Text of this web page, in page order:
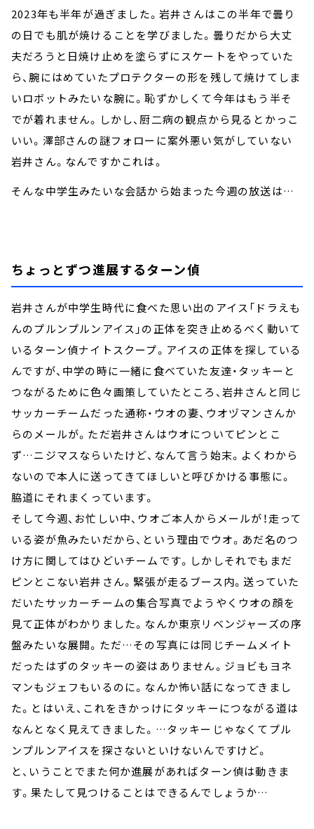
2023年も半年が過ぎました。岩井さんはこの半年で曇り
の日でも肌が焼けることを学びました。曇りだから大丈
夫だろうと日焼け止めを塗らずにスケートをやっていた
ら、腕にはめていたプロテクターの形を残して焼けてしま
いロボットみたいな腕に。恥ずかしくて今年はもう半そ
でが着れません。しかし、厨二病の観点から見るとかっこ
いい。澤部さんの謎フォローに案外悪い気がしていない
岩井さん。なんですかこれは。
そんな中学生みたいな会話から始まった今週の放送は…
ちょっとずつ進展するターン偵
岩井さんが中学生時代に食べた思い出のアイス「ドラえも
んのプルンプルンアイス」の正体を突き止めるべく動いて
いるターン偵ナイトスクープ。アイスの正体を探している
んですが、中学の時に一緒に食べていた友達・タッキーと
つながるために色々画策していたところ、岩井さんと同じ
サッカーチームだった通称・ウオの妻、ウオヅマンさんか
らのメールが。ただ岩井さんはウオについてピンとこ
ず…ニジマスならいたけど、なんて言う始末。よくわから
ないので本人に送ってきてほしいと呼びかける事態に。
脇道にそれまくっています。
そして今週、お忙しい中、ウオご本人からメールが！走って
いる姿が魚みたいだから、という理由でウオ。あだ名のつ
け方に関してはひどいチームです。しかしそれでもまだ
ピンとこない岩井さん。緊張が走るブース内。送っていた
だいたサッカーチームの集合写真でようやくウオの顔を
見て正体がわかりました。なんか東京リベンジャーズの序
盤みたいな展開。ただ…その写真には同じチームメイト
だったはずのタッキーの姿はありません。ジョビもヨネ
マンもジェフもいるのに。なんか怖い話になってきまし
た。とはいえ、これをきかっけにタッキーにつながる道は
なんとなく見えてきました。…タッキーじゃなくてプル
ンプルンアイスを探さないといけないんですけど。
と、いうことでまた何か進展があればターン偵は動きま
す。果たして見つけることはできるんでしょうか…